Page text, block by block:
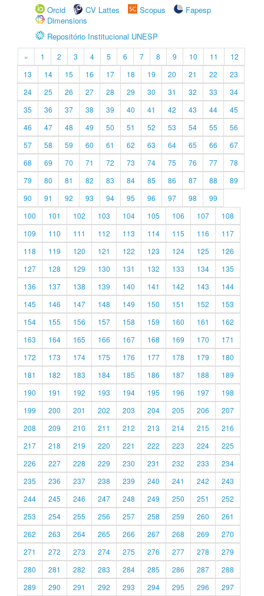
Orcid
CV Lattes Scopus
Fapesp
Dimensions
Repositório Institucional UNESP
« 1 2 3 4 5 6 7 8 9 10 11
12
13
14 15 16 17 18 19 20 21 22
23
24
25 26 27 28 29 30 31 32 33
34
35
36 37 38 39 40 41 42 43 44
45
46
47 48 49 50 51 52 53 54 55
56
57
58 59 60 61 62 63 64 65 66
67
68
69 70 71 72 73 74 75 76 77
78
79
80 81 82 83 84 85 86 87 88
89
90
91 92 93 94 95 96 97 98
99
100
101 102 103 104 105 106 107
108
109
110 111 112 113 114 115 116
117
118
119 120 121 122 123 124 125
126
127
128 129 130 131 132 133 134
135
136
137 138 139 140 141 142 143
144
145
146 147 148 149 150 151 152
153
154
155 156 157 158 159 160 161
162
163
164 165 166 167 168 169 170
171
172
173 174 175 176 177 178 179
180
181
182 183 184 185 186 187 188
189
190
191 192 193 194 195 196 197
198
199
200 201 202 203 204 205 206
207
208
209 210 211 212 213 214 215
216
217
218 219 220 221 222 223 224
225
226
227 228 229 230 231 232 233
234
235
236 237 238 239 240 241 242
243
244
245 246 247 248 249 250 251
252
253
254 255 256 257 258 259 260
261
262
263 264 265 266 267 268 269
270
271
272 273 274 275 276 277 278
279
280
281 282 283 284 285 286 287
288
289
290 291 292 293 294 295 296 297